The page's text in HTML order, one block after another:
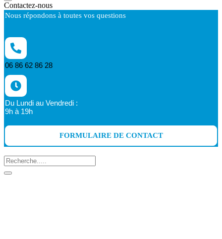
Contactez-nous
Nous répondons à toutes vos questions
06 86 62 86 28
Du Lundi au Vendredi :
9h à 19h
FORMULAIRE DE CONTACT